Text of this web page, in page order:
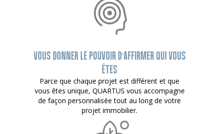
VOUS DONNER LE POUVOIR D’AFFIRMER QUI VOUS
ÊTES
Parce que chaque projet est différent et que
vous êtes unique, QUARTUS vous accompagne
de façon personnalisée tout au long de votre
projet immobilier.